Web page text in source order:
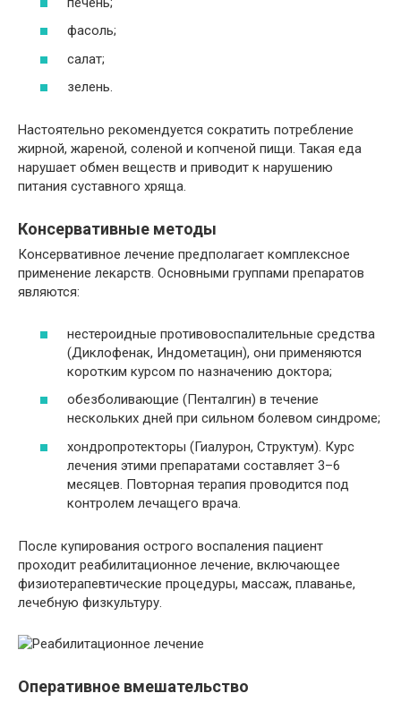
фасоль;
салат;
зелень.
Настоятельно рекомендуется сократить потребление
жирной, жареной, соленой и копченой пищи. Такая еда
нарушает обмен веществ и приводит к нарушению
питания суставного хряща.
Консервативные методы
Консервативное лечение предполагает комплексное
применение лекарств. Основными группами препаратов
являются:
нестероидные противовоспалительные средства
(Диклофенак, Индометацин), они применяются
коротким курсом по назначению доктора;
обезболивающие (Пенталгин) в течение
нескольких дней при сильном болевом синдроме;
хондропротекторы (Гиалурон, Структум). Курс
лечения этими препаратами составляет 3–6
месяцев. Повторная терапия проводится под
контролем лечащего врача.
После купирования острого воспаления пациент
проходит реабилитационное лечение, включающее
физиотерапевтические процедуры, массаж, плаванье,
лечебную физкультуру.
Оперативное вмешательство